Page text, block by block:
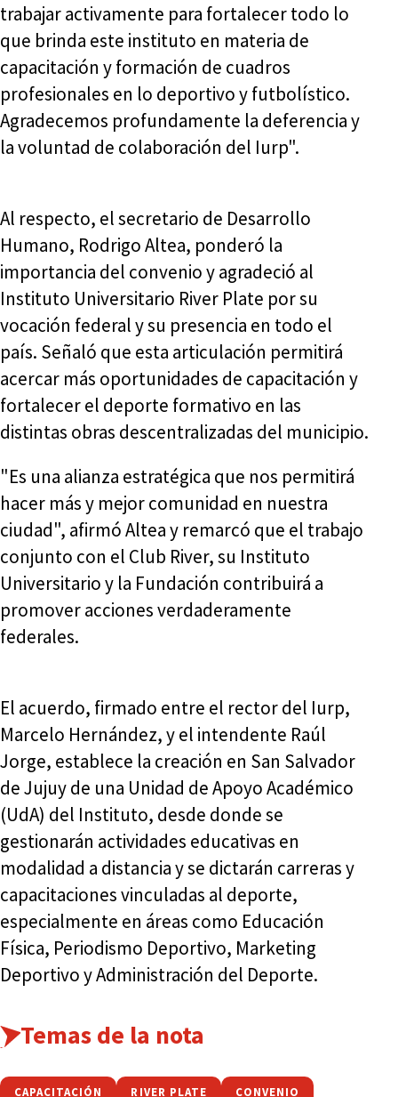
trabajar activamente para fortalecer todo lo
que brinda este instituto en materia de
capacitación y formación de cuadros
profesionales en lo deportivo y futbolístico.
Agradecemos profundamente la deferencia y
la voluntad de colaboración del Iurp".
Al respecto, el secretario de Desarrollo
Humano, Rodrigo Altea, ponderó la
importancia del convenio y agradeció al
Instituto Universitario River Plate por su
vocación federal y su presencia en todo el
país. Señaló que esta articulación permitirá
acercar más oportunidades de capacitación y
fortalecer el deporte formativo en las
distintas obras descentralizadas del municipio.
"Es una alianza estratégica que nos permitirá
hacer más y mejor comunidad en nuestra
ciudad", afirmó Altea y remarcó que el trabajo
conjunto con el Club River, su Instituto
Universitario y la Fundación contribuirá a
promover acciones verdaderamente
federales.
El acuerdo, firmado entre el rector del Iurp,
Marcelo Hernández, y el intendente Raúl
Jorge, establece la creación en San Salvador
de Jujuy de una Unidad de Apoyo Académico
(UdA) del Instituto, desde donde se
gestionarán actividades educativas en
modalidad a distancia y se dictarán carreras y
capacitaciones vinculadas al deporte,
especialmente en áreas como Educación
Física, Periodismo Deportivo, Marketing
Deportivo y Administración del Deporte.
Temas de la nota
CAPACITACIÓN RIVER PLATE CONVENIO